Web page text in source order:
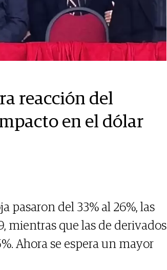
reacción del
en el dólar
pasaron del 33% al 26%, las
mientras que las de derivados
Ahora se espera un mayor